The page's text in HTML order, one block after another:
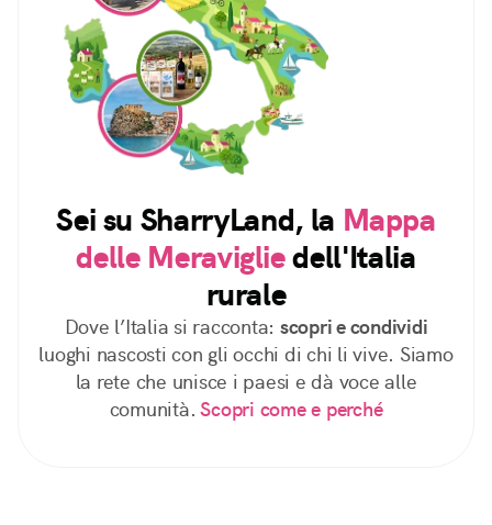
Sei su SharryLand, la Mappa
delle Meravigliedell'Italia
rurale
Dove l’Italia si racconta: scopri e condividi
luoghi nascosti con gli occhi di chi li vive. Siamo
la rete che unisce i paesi e dà voce alle
comunità. Scopri come e perché